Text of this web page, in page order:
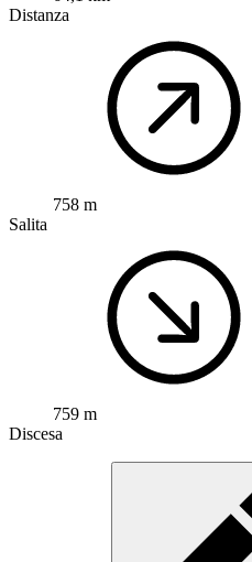
Distanza
758 m
Salita
759 m
Discesa